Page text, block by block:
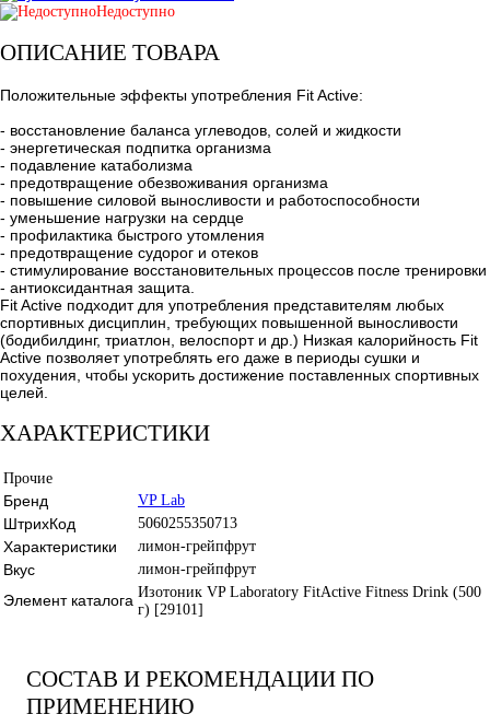
Недоступно
ОПИСАНИЕ ТОВАРА
Положительные эффекты употребления Fit Active:
- восстановление баланса углеводов, солей и жидкости
- энергетическая подпитка организма
- подавление катаболизма
- предотвращение обезвоживания организма
- повышение силовой выносливости и работоспособности
- уменьшение нагрузки на сердце
- профилактика быстрого утомления
- предотвращение судорог и отеков
- стимулирование восстановительных процессов после тренировки
- антиоксидантная защита.
Fit Active подходит для употребления представителям любых
спортивных дисциплин, требующих повышенной выносливости
(бодибилдинг, триатлон, велоспорт и др.) Низкая калорийность Fit
Active позволяет употреблять его даже в периоды сушки и
похудения, чтобы ускорить достижение поставленных спортивных
целей.
ХАРАКТЕРИСТИКИ
Прочие
Бренд VP Lab
ШтрихКод 5060255350713
Характеристики лимон-грейпфрут
Вкус лимон-грейпфрут
Элемент каталога Изотоник VP Laboratory FitActive Fitness Drink (500
г) [29101]
СОСТАВ И РЕКОМЕНДАЦИИ ПО
ПРИМЕНЕНИЮ